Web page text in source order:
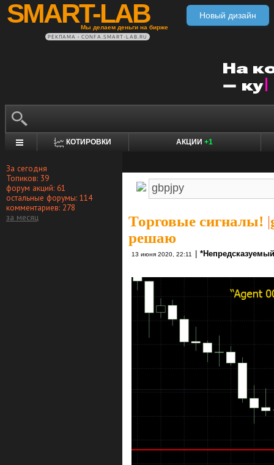
SMART-LAB
Мы делаем деньги на бирже
Новый дизайн
РЕКЛАМА • CONFA.SMART-LAB.RU
КОТИРОВКИ АКЦИИ +1
За сегодня
Топиков: 39
форум акций: 61
остальные форумы: 114
комментариев: 278
за месяц
Торговые сигналы! |
решаю
13 июня 2020, 22:11